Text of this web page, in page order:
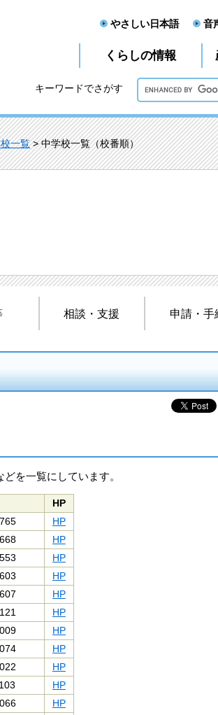
やさしい日本語 音
くらしの情報
キーワードでさがす
一覧> 中学校一覧（校番順）
相談・支援 申請・手
を一覧にしています。
HP
HP
HP
HP
HP
HP
HP
HP
HP
HP
HP
HP